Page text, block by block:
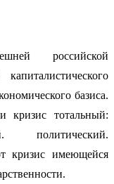
российской
базиса.
кризис тотальный:
политический.
кризис имеющейся